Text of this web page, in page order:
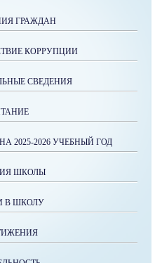
ГРАЖДАН
КОРРУПЦИИ
СВЕДЕНИЯ
2025-2026 УЧЕБНЫЙ ГОД
ШКОЛЫ
В ШКОЛУ